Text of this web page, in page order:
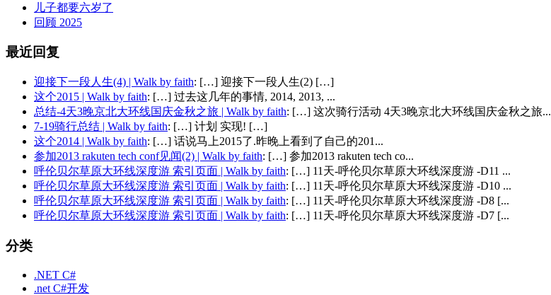
儿子都要六岁了
回顾 2025
最近回复
迎接下一段人生(4) | Walk by faith: […] 迎接下一段人生(2) […]
这个2015 | Walk by faith: […] 过去这几年的事情, 2014, 2013, ...
总结-4天3晚京北大环线国庆金秋之旅 | Walk by faith: […] 这次骑行活动 4天3晚京北大环线国庆金秋之旅...
7-19骑行总结 | Walk by faith: […] 计划 实现! […]
这个2014 | Walk by faith: […] 话说马上2015了.昨晚上看到了自己的201...
参加2013 rakuten tech conf见闻(2) | Walk by faith: […] 参加2013 rakuten tech co...
呼伦贝尔草原大环线深度游 索引页面 | Walk by faith: […] 11天-呼伦贝尔草原大环线深度游 -D11 ...
呼伦贝尔草原大环线深度游 索引页面 | Walk by faith: […] 11天-呼伦贝尔草原大环线深度游 -D10 ...
呼伦贝尔草原大环线深度游 索引页面 | Walk by faith: […] 11天-呼伦贝尔草原大环线深度游 -D8 [...
呼伦贝尔草原大环线深度游 索引页面 | Walk by faith: […] 11天-呼伦贝尔草原大环线深度游 -D7 [...
分类
.NET C#
.net C#开发